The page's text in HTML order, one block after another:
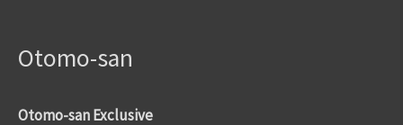
Otomo-san
Otomo-san Exclusive